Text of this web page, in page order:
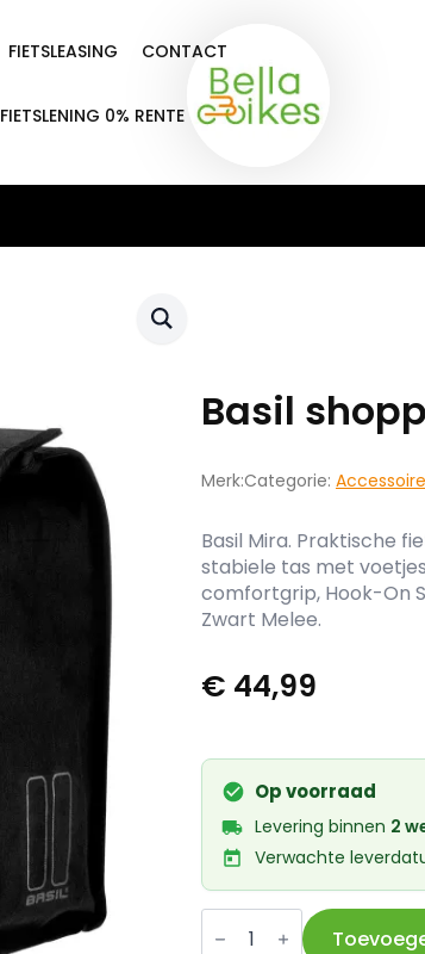
FIETSLEASING CONTACT
FIETSLENING 0% RENTE
Basil
Merk:Categorie:
Basil Mira. Praktische
stabiele tas met
comfortgrip, Hook-On
Zwart Melee.
€ 44,99
Op voorraad
Levering binnen 2
Verwachte
Basil
shoppertas